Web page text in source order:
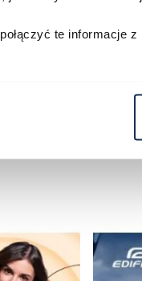
te informacje
Do koszyka